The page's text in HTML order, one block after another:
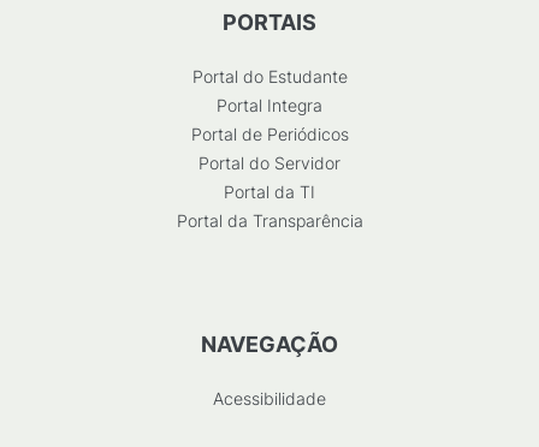
PORTAIS
Portal do Estudante
Portal Integra
Portal de Periódicos
Portal do Servidor
Portal da TI
Portal da Transparência
NAVEGAÇÃO
Acessibilidade